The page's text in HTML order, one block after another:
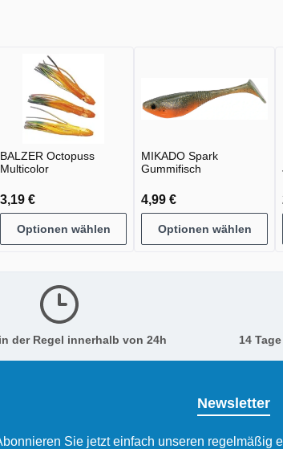
BALZER Octopuss
Multicolor
3,19 €
Optionen wählen
MIKADO Spark
Gummifisch
4,99 €
Optionen wählen
der Regel innerhalb von 24h 14
Newsletter
Sie jetzt einfach unseren regelmäßig